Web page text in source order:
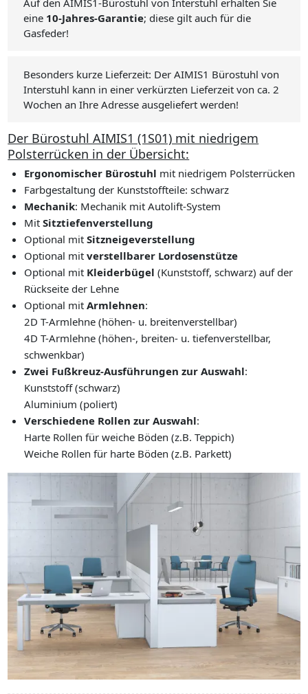
Auf den AIMIS1-Bürostuhl von Interstuhl erhalten Sie
eine 10-Jahres-Garantie; diese gilt auch für die
Gasfeder!
Besonders kurze Lieferzeit: Der AIMIS1 Bürostuhl von
Interstuhl kann in einer verkürzten Lieferzeit von ca. 2
Wochen an Ihre Adresse ausgeliefert werden!
Der Bürostuhl AIMIS1 (1S01) mit niedrigem
Polsterrücken in der Übersicht:
Ergonomischer Bürostuhl mit niedrigem Polsterrücken
Farbgestaltung der Kunststoffteile: schwarz
Mechanik: Mechanik mit Autolift-System
MitSitztiefenverstellung
Optional mitSitzneigeverstellung
Optional mitverstellbarer Lordosenstütze
Optional mit Kleiderbügel (Kunststoff, schwarz) auf der
Rückseite der Lehne
Optional mitArmlehnen:
2D T-Armlehne (höhen- u. breitenverstellbar)
4D T-Armlehne (höhen-, breiten- u. tiefenverstellbar,
schwenkbar)
Zwei Fußkreuz-Ausführungen zur Auswahl:
Kunststoff (schwarz)
Aluminium (poliert)
Verschiedene Rollen zur Auswahl:
Harte Rollen für weiche Böden (z.B. Teppich)
Weiche Rollen für harte Böden (z.B. Parkett)